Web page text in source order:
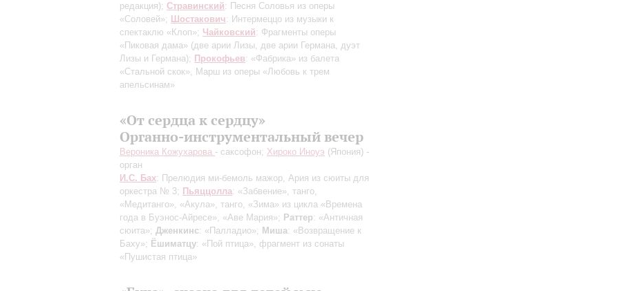
редакция); Стравинский: Песня Соловья из оперы
«Соловей»; Шостакович: Интермеццо из музыки к
спектаклю «Клоп»; Чайковский: Фрагменты оперы
«Пиковая дама» (две арии Лизы, две арии Германа, дуэт
Лизы и Германа); Прокофьев: «Фабрика» из балета
«Стальной скок», Марш из оперы «Любовь к трем
апельсинам»
«От сердца к сердцу»
Органно-инструментальный вечер
Вероника Кожухарова - саксофон; Хироко Иноуэ (Япония) -
орган
И.С. Бах: Прелюдия ми-бемоль мажор, Ария из сюиты для
оркестра № 3; Пьяццолла: «Забвение», танго,
«Медитанго», «Акула», танго, «Зима» из цикла «Времена
года в Буэнос-Айресе», «Аве Мария»; Раттер: «Античная
сюита»; Дженкинс: «Палладио»; Миша: «Возвращение к
Баху»; Ёшиматцу: «Пой птица», фрагмент из сонаты
«Пушистая птица»